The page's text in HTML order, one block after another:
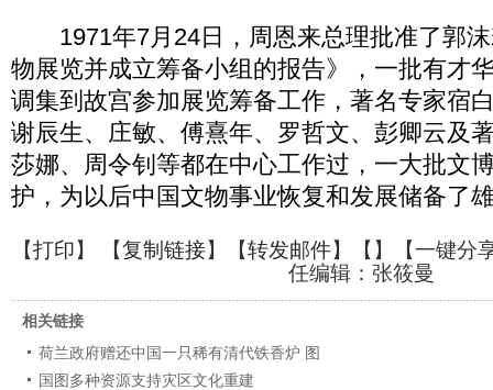
1971年7月24日，周恩来总理批准了郭沫
物展览并成立筹备小组的报告》，一批有才
调集到故宫参加展览筹备工作，著名专家宿
谢辰生、庄敏、傅熹年、罗哲文、彭卿云及
莎娜、周令钊等都在中心工作过，一大批文
护，为以后中国文物事业恢复和发展储备了
【打印】 【复制链接】【转发邮件】【 】
【一键分
任编辑：张筱曼
相关链接
荷兰政府赠还中国一只稀有清代铁香炉 图
国图多种资源支持灾区文化重建